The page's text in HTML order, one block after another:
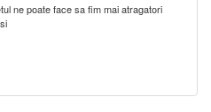
poate face sa fim mai atragatori